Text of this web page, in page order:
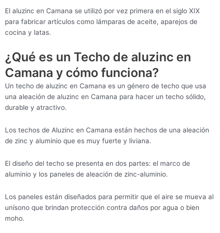
El aluzinc en Camana se utilizó por vez primera en el siglo XIX
para fabricar artículos como lámparas de aceite, aparejos de
cocina y latas.
¿Qué es un Techo de aluzinc en
Camana y cómo funciona?
Un techo de aluzinc en Camana es un género de techo que usa
una aleación de aluzinc en Camana para hacer un techo sólido,
durable y atractivo.
Los techos de Aluzinc en Camana están hechos de una aleación
de zinc y aluminio que es muy fuerte y liviana.
El diseño del techo se presenta en dos partes: el marco de
aluminio y los paneles de aleación de zinc-aluminio.
Los paneles están diseñados para permitir que el aire se mueva al
unísono que brindan protección contra daños por agua o bien
moho.